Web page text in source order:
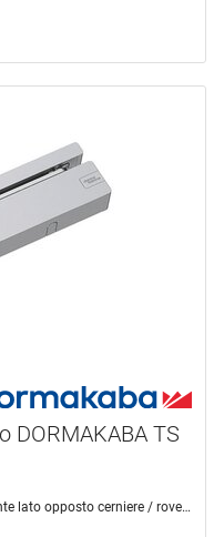
DORMAKABA TS
/ rovesciato lato cerniere / rovesciato lato opposto cerniere